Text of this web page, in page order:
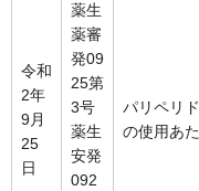
令和
2年
9月
25
日
薬生
薬審
発09
25第
3号
薬生
安発
092
パリペリ
の使用あ